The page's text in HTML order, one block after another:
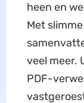
heen en
Met
veel meer.
PDF-